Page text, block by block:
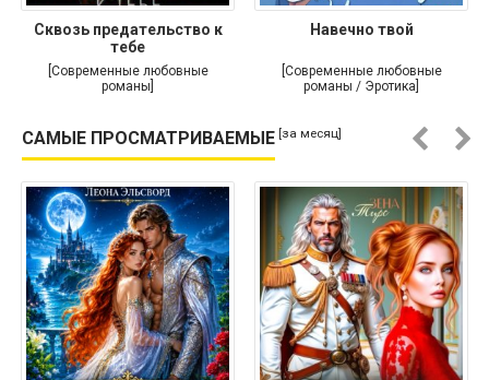
Сквозь предательство к
тебе
[Современные любовные
романы]
Навечно твой
[Современные любовные
романы / Эротика]
САМЫЕ ПРОСМАТРИВАЕМЫЕ [за месяц]